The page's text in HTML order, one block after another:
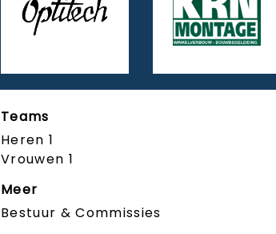
Teams
Heren 1
Vrouwen 1
Meer
Bestuur & Commissies